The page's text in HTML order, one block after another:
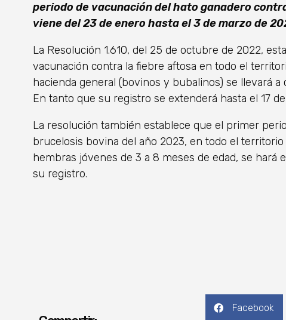
periodo de vacunación del hato ganadero
viene del 23 de enero hasta el 3 de marzo de
La Resolución 1.610, del 25 de octubre de 2022,
vacunación contra la fiebre aftosa en todo el
hacienda general (bovinos y bubalinos) se llevará
En tanto que su registro se extenderá hasta el 17
La resolución también establece que el primer
brucelosis bovina del año 2023, en todo el
hembras jóvenes de 3 a 8 meses de edad, se hará
su registro.
Facebook